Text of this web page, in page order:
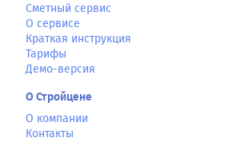
Сметный сервис
О сервисе
Краткая инструкция
Тарифы
Демо-версия
О Стройцене
О компании
Контакты